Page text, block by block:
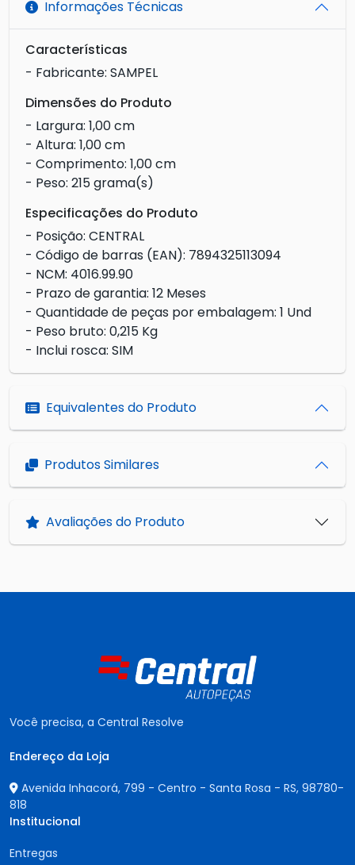
Informações Técnicas
Características
- Fabricante: SAMPEL
Dimensões do Produto
- Largura: 1,00 cm
- Altura: 1,00 cm
- Comprimento: 1,00 cm
- Peso: 215 grama(s)
Especificações do Produto
- Posição: CENTRAL
- Código de barras (EAN): 7894325113094
- NCM: 4016.99.90
- Prazo de garantia: 12 Meses
- Quantidade de peças por embalagem: 1 Und
- Peso bruto: 0,215 Kg
- Inclui rosca: SIM
Equivalentes do Produto
Produtos Similares
Avaliações do Produto
Você precisa, a Central Resolve
Endereço da Loja
Avenida Inhacorá, 799 - Centro - Santa Rosa - RS, 98780-
818
Institucional
Entregas